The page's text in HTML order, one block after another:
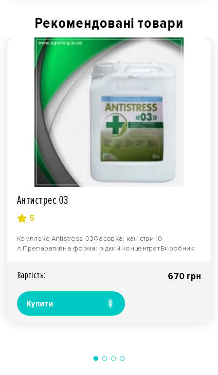
Рекомендованi товари
Антистрес 03
5
Комплекс Antistress 03Фасовка: каністри 10
л.Препаративна форма: рідкий концентрат.Виробник:
Вартiсть: 670 грн
Купити